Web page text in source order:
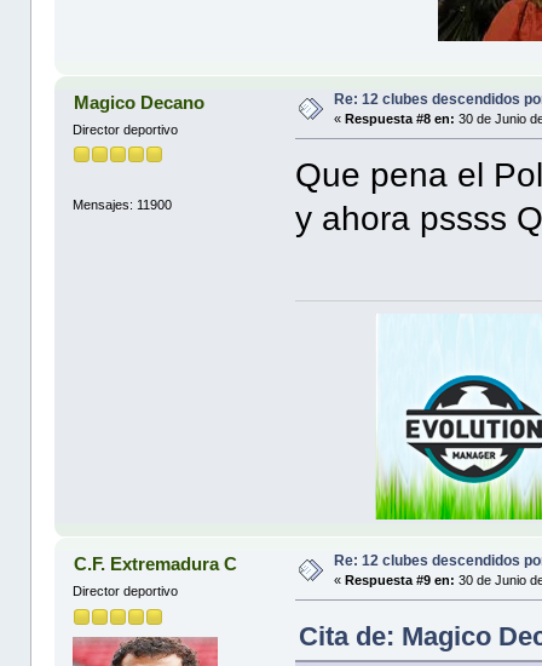
Magico Decano
Director deportivo
Mensajes: 11900
Re: 12 clubes descendidos
«Respuesta #8 en: 30 de Junio
Que pena el
y ahora pssss
C.F. Extremadura C
Director deportivo
Re: 12 clubes descendidos
« Respuesta #9 en: 30 de Junio
Cita de: Magico